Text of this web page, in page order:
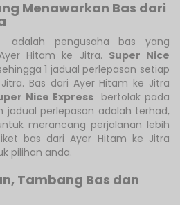
Menawarkan Bas dari
adalah pengusaha bas yang
Hitam ke Jitra. Super Nice
1 jadual perlepasan setiap
Bas dari Ayer Hitam ke Jitra
Nice Expressbertolak pada
jadual perlepasan adalah terhad,
merancang perjalanan lebih
bas dari Ayer Hitam ke Jitra
pilihan anda.
Tambang Bas dan